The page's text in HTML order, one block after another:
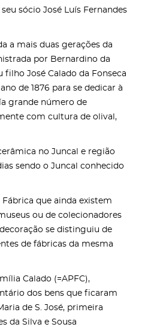
sócio José Luís Fernandes
a mais duas gerações da
por Bernardino da
filho José Calado da Fonseca
de 1876 para se dedicar à
grande número de
com cultura de olival,
no Juncal e região
sendo o Juncal conhecido
que ainda existem
ou de colecionadores
se distinguiu de
de fábricas da mesma
Calado (=APFC),
dos bens que ficaram
de S. José, primeira
da Silva e Sousa